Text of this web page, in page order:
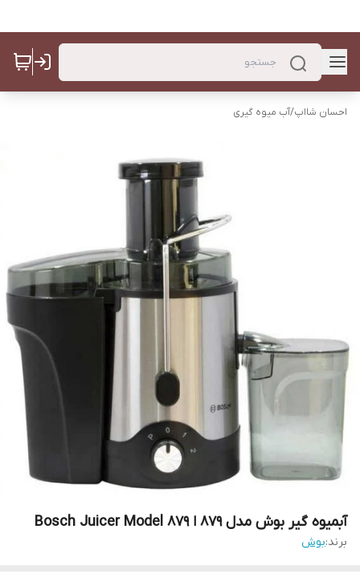
احسان شااپ/آب میوه گیری
آبمیوه گیر بوش مدل 879 ا Bosch Juicer Model 879
برند:بوش